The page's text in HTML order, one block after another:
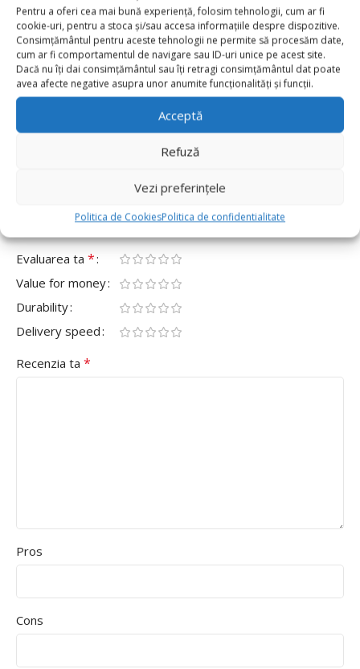
Pentru a oferi cea mai bună experiență, folosim tehnologii, cum ar fi
cookie-uri, pentru a stoca și/sau accesa informațiile despre dispozitive.
Consimțământul pentru aceste tehnologii ne permite să procesăm date,
cum ar fi comportamentul de navigare sau ID-uri unice pe acest site.
Dacă nu îți dai consimțământul sau îți retragi consimțământul dat poate
avea afecte negative asupra unor anumite funcționalități și funcții.
Acceptă
Refuză
Vezi preferințele
Politica de CookiesPolitica de confidentialitate
0 reviews
0
0
0
Fii primul care scrii o recenzie pentru „Pahare De
sunt marcate cu*
Evaluarea ta *
Value for money
Durability
Delivery speed
Recenzia ta *
Pros
Cons